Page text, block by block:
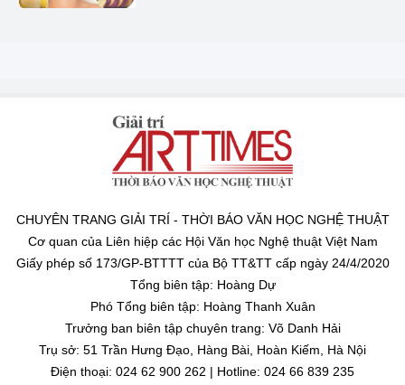
CHUYÊN TRANG GIẢI TRÍ - THỜI BÁO VĂN HỌC NGHỆ THUẬT
Cơ quan của Liên hiệp các Hội Văn học Nghệ thuật Việt Nam
Giấy phép số 173/GP-BTTTT của Bộ TT&TT cấp ngày 24/4/2020
Tổng biên tập: Hoàng Dự
Phó Tổng biên tập: Hoàng Thanh Xuân
Trưởng ban biên tập chuyên trang: Võ Danh Hải
Trụ sở: 51 Trần Hưng Đạo, Hàng Bài, Hoàn Kiếm, Hà Nội
Điện thoại: 024 62 900 262 | Hotline: 024 66 839 235